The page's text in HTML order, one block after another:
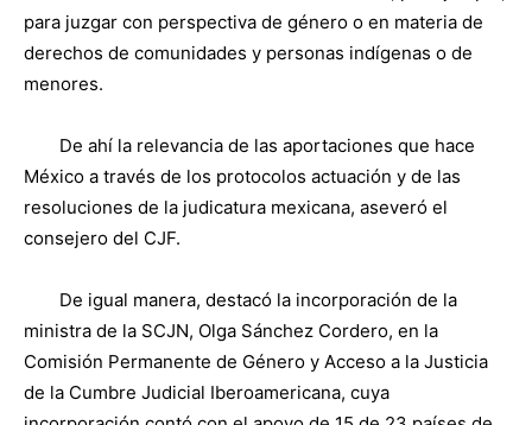
para juzgar con perspectiva de género o en materia de
derechos de comunidades y personas indígenas o de
menores.
De ahí la relevancia de las aportaciones que hace
México a través de los protocolos actuación y de las
resoluciones de la judicatura mexicana, aseveró el
consejero del CJF.
De igual manera, destacó la incorporación de la
ministra de la SCJN, Olga Sánchez Cordero, en la
Comisión Permanente de Género y Acceso a la Justicia
de la Cumbre Judicial Iberoamericana, cuya